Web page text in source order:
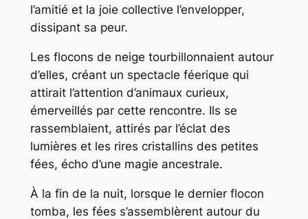
l’amitié et la joie collective l’envelopper,
dissipant sa peur.
Les flocons de neige tourbillonnaient autour
d’elles, créant un spectacle féerique qui
attirait l’attention d’animaux curieux,
émerveillés par cette rencontre. Ils se
rassemblaient, attirés par l’éclat des
lumières et les rires cristallins des petites
fées, écho d’une magie ancestrale.
À la fin de la nuit, lorsque le dernier flocon
tomba, les fées s’assemblèrent autour du